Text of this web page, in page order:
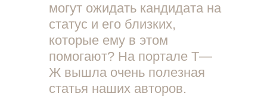
могут ожидать кандидата на
статус и его близких,
которые ему в этом
помогают? На портале Т—
Ж вышла очень полезная
статья наших авторов.